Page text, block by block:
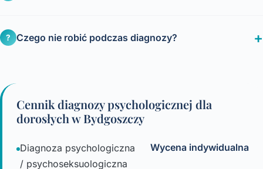
? Czego nie robić podczas diagnozy?
Cennik diagnozy psychologicznej dla
dorosłych w Bydgoszczy
Diagnoza psychologiczna
/ psychoseksuologiczna
Wycena indywidualna